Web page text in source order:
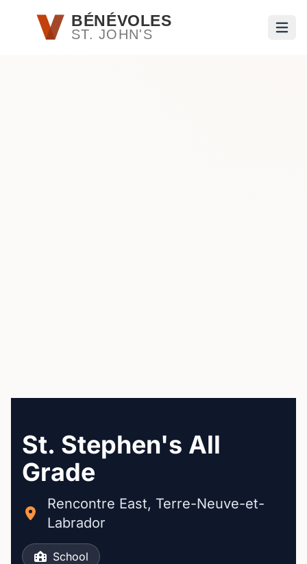
Passer au contenu principal
BÉNÉVOLES
ST. JOHN'S
St. Stephen's All
Grade
Rencontre East, Terre-Neuve-et-
Labrador
School